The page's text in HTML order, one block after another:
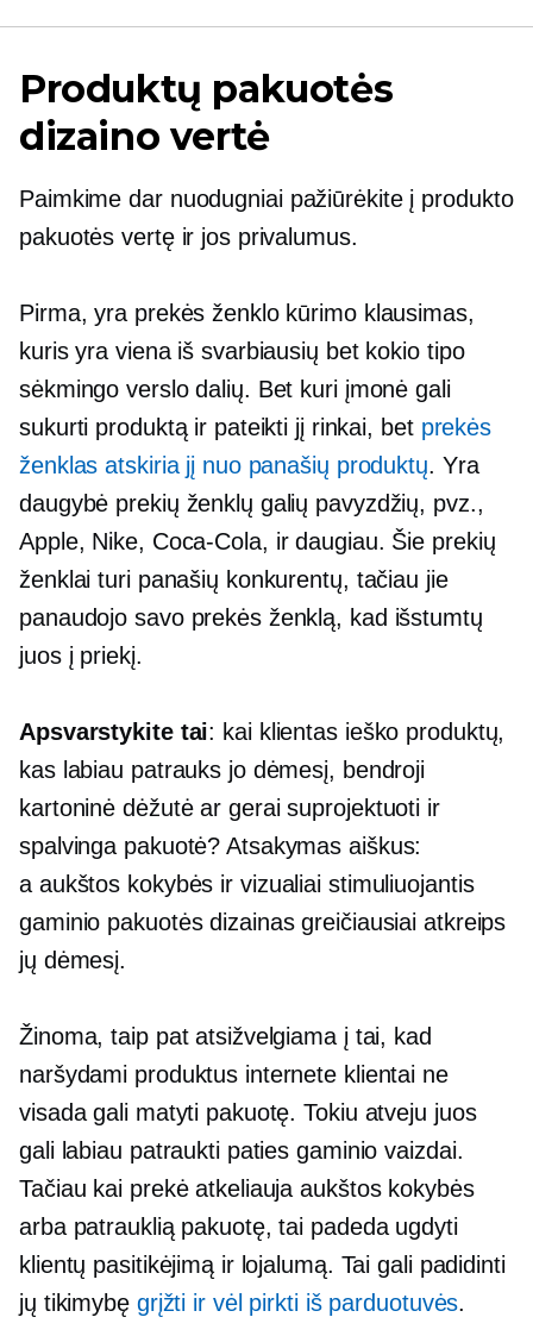
Produktų pakuotės
dizaino vertė
Paimkime dar nuodugniaipažiūrėkite į produkto
pakuotės vertę ir jos privalumus.
Pirma, yra prekės ženklo kūrimo klausimas,
kuris yra viena iš svarbiausių bet kokio tipo
sėkmingo verslo dalių. Bet kuri įmonė gali
sukurti produktą ir pateikti jį rinkai, bet prekės
ženklas atskiria jį nuo panašių produktų. Yra
daugybė prekių ženklų galių pavyzdžių, pvz.,
Apple, Nike, Coca-Cola, ir daugiau. Šie prekių
ženklai turi panašių konkurentų, tačiau jie
panaudojo savo prekės ženklą, kad išstumtų
juos į priekį.
Apsvarstykite tai: kai klientas ieško produktų,
kas labiau patrauks jo dėmesį, bendroji
kartoninė dėžutė ar gerai suprojektuoti ir
spalvinga pakuotė? Atsakymas aiškus:
a aukštos kokybės ir vizualiai stimuliuojantis
gaminio pakuotės dizainas greičiausiai atkreips
jų dėmesį.
Žinoma, taip pat atsižvelgiama į tai, kad
naršydami produktus internete klientai ne
visada gali matyti pakuotę. Tokiu atveju juos
gali labiau patraukti paties gaminio vaizdai.
Tačiau kai prekė atkeliaujaaukštos kokybės
arba patrauklią pakuotę, tai padeda ugdyti
klientų pasitikėjimą ir lojalumą. Tai gali padidinti
jų tikimybę grįžti ir vėl pirkti iš parduotuvės.